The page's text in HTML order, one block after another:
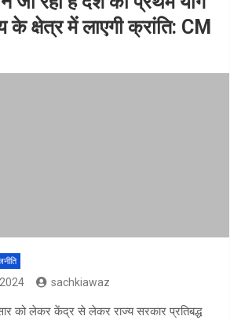
के क्षेत्र में लाएगी क्रांति: CM
sachkiawaz
को लेकर केंद्र से लेकर राज्य सरकार प्रतिबद्ध